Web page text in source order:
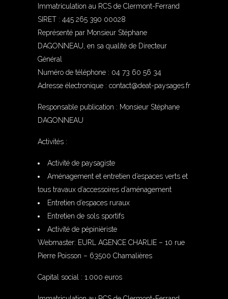
Immatriculation au RCS de Clermont-Ferrand
SIRET : 445 265 390 00028
Représenté par Monsieur Stéphane
DAGONNEAU, en sa qualité de Directeur
Général
Numéro de téléphone : 04 73 60 56 34
Adresse électronique : contact@deat-paysages.fr
Responsable publication : Monsieur Stéphane
DAGONNEAU
Activités :
Activité de paysagiste
Aménagement et entretien d’espaces verts et
tous travaux d’accessoires d’aménagement
Entretien d’espaces ruraux
Entretien de sols sportifs
Activité de pépinièriste
Webmaster: EURL AGENCE CHARLIE – 10 rue
Pierre Poisson – 63500 Chamalières
Capital social : 1.000 euros